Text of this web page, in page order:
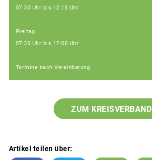
07:30 Uhr bis 12.15 Uhr
Freitag
07:30 Uhr bis 12:00 Uhr
Termine nach Vereinbarung
ZUM KREISVERBAND
Artikel teilen über: